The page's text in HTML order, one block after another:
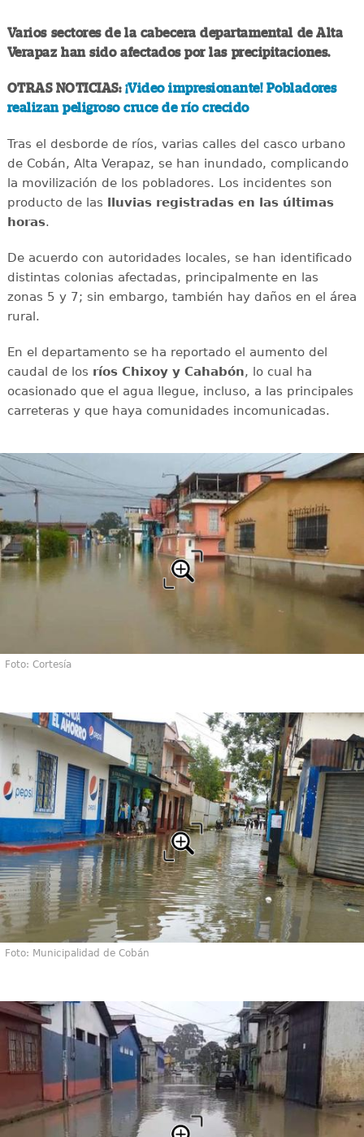
Varios sectores de la cabecera departamental de Alta
Verapaz han sido afectados por las precipitaciones.
OTRAS NOTICIAS: ¡Video impresionante! Pobladores
realizan peligroso cruce de río crecido
Tras el desborde de ríos, varias calles del casco urbano
de Cobán, Alta Verapaz, se han inundado, complicando
la movilización de los pobladores. Los incidentes son
producto de las lluvias registradas en las últimas
horas.
De acuerdo con autoridades locales, se han identificado
distintas colonias afectadas, principalmente en las
zonas 5 y 7; sin embargo, también hay daños en el área
rural.
En el departamento se ha reportado el aumento del
caudal de los ríos Chixoy y Cahabón, lo cual ha
ocasionado que el agua llegue, incluso, a las principales
carreteras y que haya comunidades incomunicadas.
Foto: Cortesía
Foto: Municipalidad de Cobán